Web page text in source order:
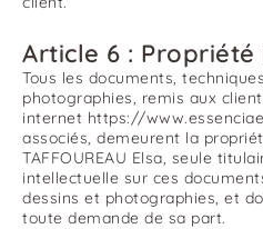
Article 6 :
Tous les documents,
photographies, remis aux
internet https://
associés, demeurent la
TAFFOUREAU Elsa, seule
intellectuelle sur ces
dessins et photographies, et
toute demande de sa part.